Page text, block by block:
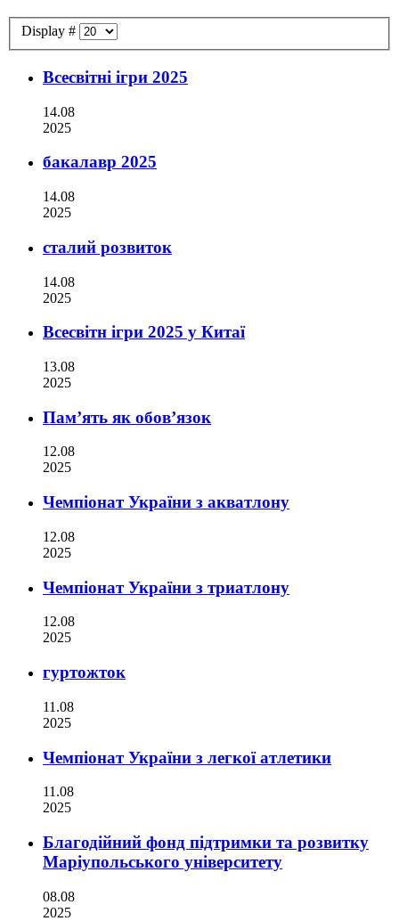
Display #
Всесвітні ігри 2025
14.08
2025
бакалавр 2025
14.08
2025
сталий розвиток
14.08
2025
Всесвітн ігри 2025 у Китаї
13.08
2025
Пам’ять як обов’язок
12.08
2025
Чемпіонат України з акватлону
12.08
2025
Чемпіонат України з триатлону
12.08
2025
гуртожток
11.08
2025
Чемпіонат України з легкої атлетики
11.08
2025
Благодійний фонд підтримки та розвитку
Маріупольського університету
08.08
2025